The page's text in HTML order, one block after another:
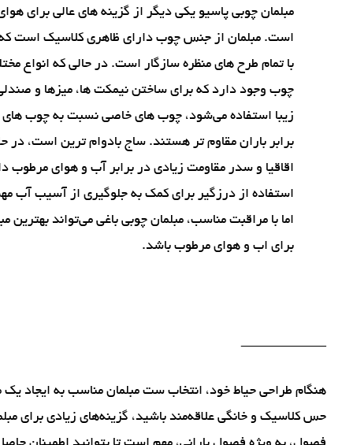
مبلمان چوبی پاسیو یکی دیگر از گزینه های عالی برای
است. مبلمان از جنس چوب دارای ظاهری کلاسیک است
با تمام طرح های منظره سازگار است. در حالی که انواع
چوب وجود دارد که برای ساختن نیمکت ها، میزها و
زیبا استفاده می‌شود، چوب های خاصی نسبت به چوب های
برابر باران مقاوم تر هستند. ساج بادوام ترین است، در
اقاقیا و سدر مقاومت زیادی در برابر آب و هوای مرطوب
استفاده از درزگیر برای کمک به جلوگیری از آسیب آب
اما با مراقبت مناسب، مبلمان چوبی باغی می‌تواند بهترین
برای اب و هوای مرطوب باشد.
هنگام طراحی حیاط خود، انتخاب ست مبلمان مناسب به ایجاد
حس کلاسیک و خانگی علاقه‌مند باشید، گزینه‌های زیادی برای